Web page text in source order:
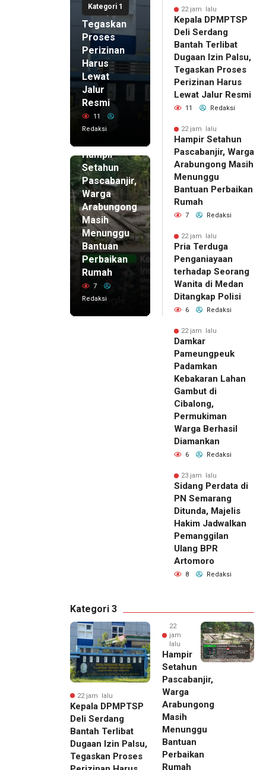
Kategori 1
Palsu,
Tegaskan
Proses
Perizinan
Harus
Lewat
Jalur
Resmi
11
Redaksi
Hampir
Setahun
Pascabanjir,
Warga
Arabungong
Masih
Menunggu
Bantuan
Perbaikan
Rumah
7
Redaksi
22 jam lalu
Kepala DPMPTSP
Deli Serdang
Bantah Terlibat
Dugaan Izin Palsu,
Tegaskan Proses
Perizinan Harus
Lewat Jalur Resmi
11 Redaksi
22 jam lalu
Hampir Setahun
Pascabanjir, Warga
Arabungong Masih
Menunggu
Bantuan Perbaikan
Rumah
7 Redaksi
22 jam lalu
Pria Terduga
Penganiayaan
terhadap Seorang
Wanita di Medan
Ditangkap Polisi
6 Redaksi
22 jam lalu
Damkar
Pameungpeuk
Padamkan
Kebakaran Lahan
Gambut di
Cibalong,
Permukiman
Warga Berhasil
Diamankan
6 Redaksi
23 jam lalu
Sidang Perdata di
PN Semarang
Ditunda, Majelis
Hakim Jadwalkan
Pemanggilan
Ulang BPR
Artomoro
8 Redaksi
Kategori 3
22 jam lalu
Kepala DPMPTSP
Deli Serdang
Bantah Terlibat
Dugaan Izin Palsu,
Tegaskan Proses
22
jam
lalu
Hampir
Setahun
Pascabanjir,
Warga
Arabungong
Masih
Menunggu
Bantuan
Perbaikan
Rumah